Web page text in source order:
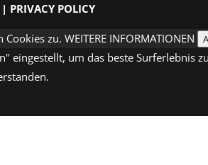
| PRIVACY POLICY
Cookies zu. WEITERE INFORMATIONEN
eingestellt, um das beste Surferlebnis